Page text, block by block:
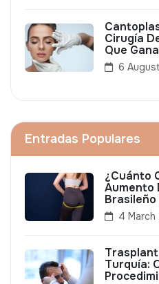
Cirugía
Que
6
Entradas Populares
¿Cuánto
Aumento
Brasileño
4
Turquía: